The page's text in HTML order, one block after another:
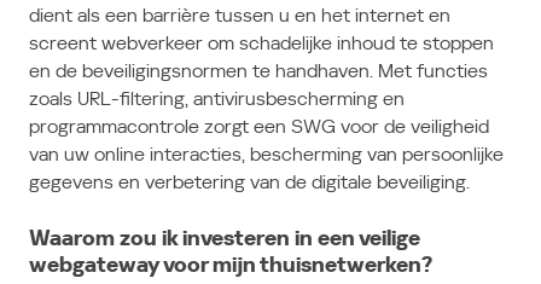
dient als een barrière tussen u en het internet en
screent webverkeer om schadelijke inhoud te stoppen
en de beveiligingsnormen te handhaven. Met functies
zoals URL-filtering, antivirusbescherming en
programmacontrole zorgt een SWG voor de veiligheid
van uw online interacties, bescherming van persoonlijke
gegevens en verbetering van de digitale beveiliging.
Waarom zou ik investeren in een veilige
webgateway voor mijn thuisnetwerken?